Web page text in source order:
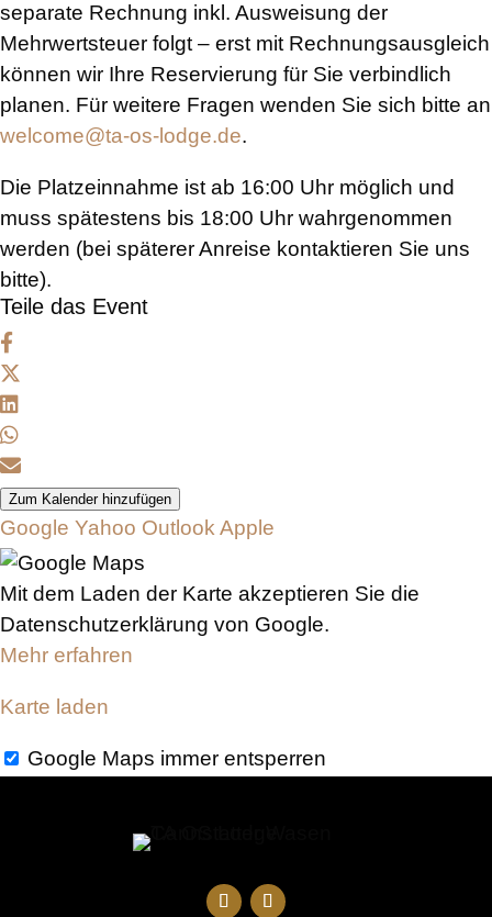
separate Rechnung inkl. Ausweisung der
Mehrwertsteuer folgt – erst mit Rechnungsausgleich
können wir Ihre Reservierung für Sie verbindlich
planen. Für weitere Fragen wenden Sie sich bitte an
welcome@ta-os-lodge.de.
Die Platzeinnahme ist ab 16:00 Uhr möglich und
muss spätestens bis 18:00 Uhr wahrgenommen
werden (bei späterer Anreise kontaktieren Sie uns
bitte).
Teile das Event
Zum Kalender hinzufügen
Google Yahoo Outlook Apple
Mit dem Laden der Karte akzeptieren Sie die
Datenschutzerklärung von Google.
Mehr erfahren
Karte laden
Google Maps immer entsperren